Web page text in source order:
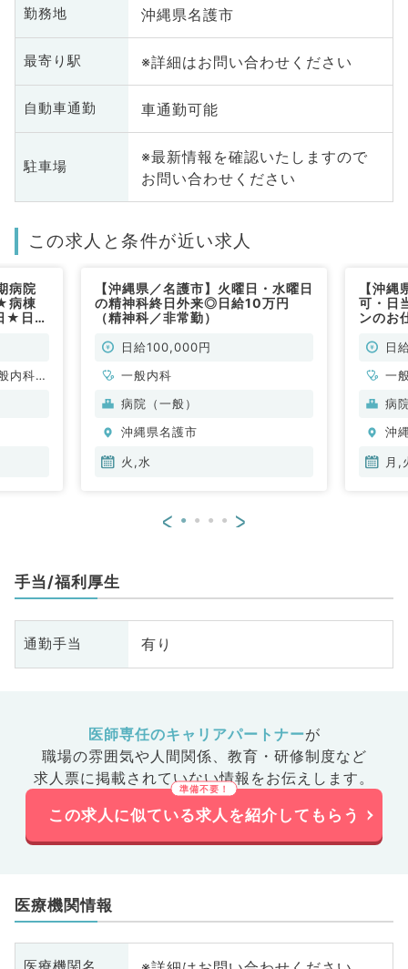
勤務地 沖縄県名護市
最寄り駅 ※詳細はお問い合わせください
自動車通勤 車通勤可能
駐車場
※最新情報を確認いたしますので
お問い合わせください
この求人と条件が近い求人
病院
病棟
★日
内科、
【沖縄県／名護市】火曜日・水曜日
の精神科終日外来◎日給10万円
（精神科／非常勤）
日給100,000円
一般内科
病院（一般）
沖縄県名護市
火,水
【沖
可・日
ンのお
日
一
病
沖
月,
< >
手当/福利厚生
通勤手当 有り
医師専任のキャリアパートナーが
職場の雰囲気や人間関係、 教育・研修制度など
求人票に掲載されていない情報をお伝えします。
この求人に似ている求人を紹介してもらう
医療機関情報